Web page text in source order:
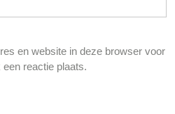
en website in deze browser voor
reactie plaats.